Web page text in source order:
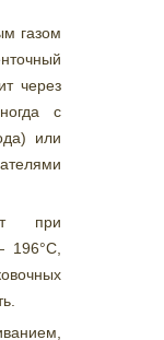
газом
через
с
или
при
196°С,